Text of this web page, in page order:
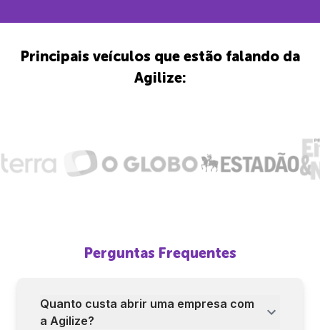
Principais veículos que estão falando da
Agilize:
Perguntas Frequentes
Quanto custa abrir uma empresa com
a Agilize?